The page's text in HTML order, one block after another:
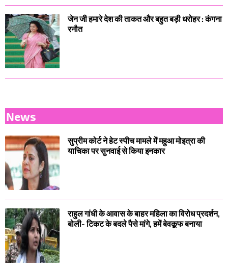
जेन जी हमारे देश की ताकत और बहुत बड़ी धरोहर : कंगना
रनौत
News
सुप्रीम कोर्ट ने हेट स्पीच मामले में महुआ मोइत्रा की
याचिका पर सुनवाई से किया इनकार
राहुल गांधी के आवास के बाहर महिला का विरोध प्रदर्शन,
बोली- टिकट के बदले पैसे मांगे, हमें बेवकूफ बनाया